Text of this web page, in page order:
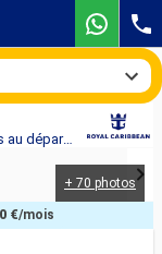
Croisière Jewel of the Seas : États-Unis, Bahamas au départ de Fort Lauderdale
+ 70 photos
€/mois